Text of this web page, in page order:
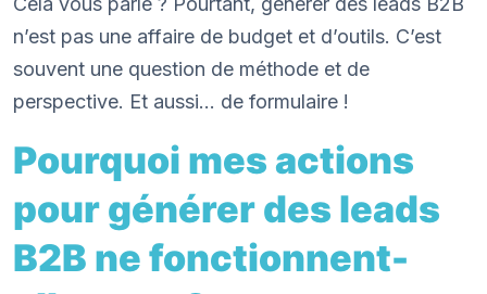
n’est pas une affaire de budget et d’outils. C’est
souvent une question de méthode et de
perspective. Et aussi… de formulaire !
Pourquoi mes actions
pour générer des leads
B2B ne fonctionnent-